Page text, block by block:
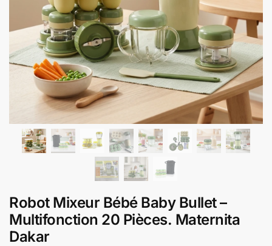
Robot Mixeur Bébé Baby Bullet –
Multifonction 20 Pièces. Maternita
Dakar